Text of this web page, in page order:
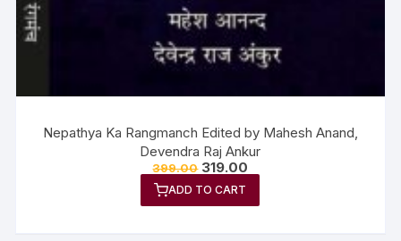
Nepathya Ka Rangmanch Edited by Mahesh Anand,
Devendra Raj Ankur
399.00 319.00
ADD TO CART